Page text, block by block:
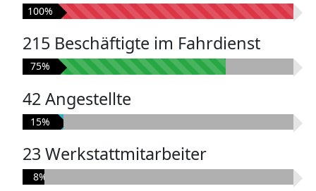
100%
215 Beschäftigte im Fahrdienst
75%
42 Angestellte
15%
23 Werkstattmitarbeiter
8%